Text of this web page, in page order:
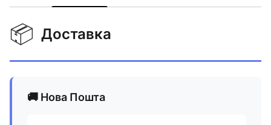
📦 Доставка
🚚 Нова Пошта